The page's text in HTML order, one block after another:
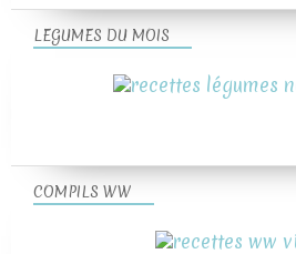
LEGUMES DU MOIS
COMPILS WW